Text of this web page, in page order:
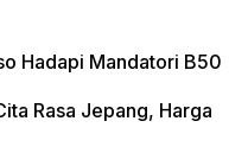
Hadapi Mandatori B50
Rasa Jepang, Harga